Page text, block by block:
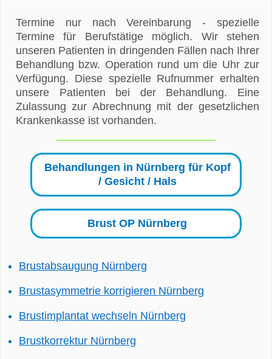
Termine nur nach Vereinbarung - spezielle
Termine für Berufstätige möglich. Wir stehen
unseren Patienten in dringenden Fällen nach Ihrer
Behandlung bzw. Operation rund um die Uhr zur
Verfügung. Diese spezielle Rufnummer erhalten
unsere Patienten bei der Behandlung. Eine
Zulassung zur Abrechnung mit der gesetzlichen
Krankenkasse ist vorhanden.
Behandlungen in Nürnberg für Kopf
/ Gesicht / Hals
Brust OP Nürnberg
Brustabsaugung Nürnberg
Brustasymmetrie korrigieren Nürnberg
Brustimplantat wechseln Nürnberg
Brustkorrektur Nürnberg